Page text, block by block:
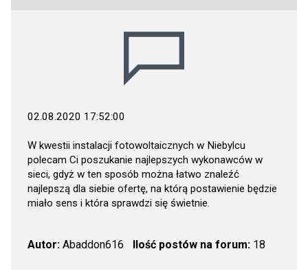
02.08.2020 17:52:00
W kwestii instalacji fotowoltaicznych w Niebylcu
polecam Ci poszukanie najlepszych wykonawców w
sieci, gdyż w ten sposób można łatwo znaleźć
najlepszą dla siebie ofertę, na którą postawienie będzie
miało sens i która sprawdzi się świetnie.
Autor: Abaddon616 Ilość postów na forum:18